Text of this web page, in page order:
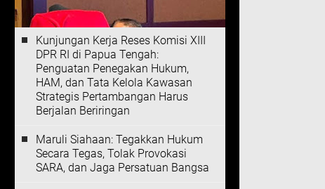
Kunjungan Kerja Reses Komisi XIII
DPR RI di Papua Tengah:
Penguatan Penegakan Hukum,
HAM, dan Tata Kelola Kawasan
Strategis Pertambangan Harus
Berjalan Beriringan
Maruli Siahaan: Tegakkan Hukum
Secara Tegas, Tolak Provokasi
SARA, dan Jaga Persatuan Bangsa